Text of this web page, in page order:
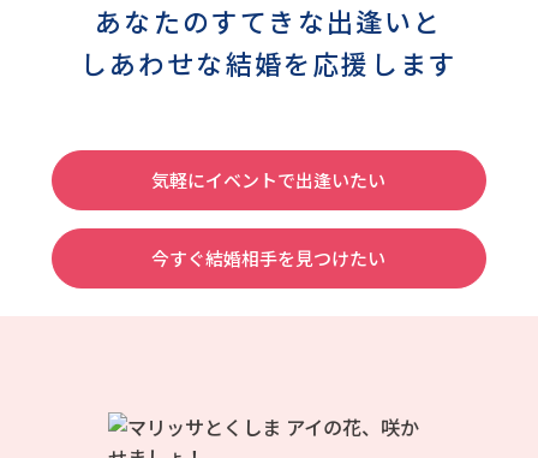
あなたのすてきな出逢いと
しあわせな結婚を応援します
気軽にイベントで出逢いたい
今すぐ結婚相手を見つけたい